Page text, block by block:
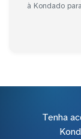
à Kondado
Tenha